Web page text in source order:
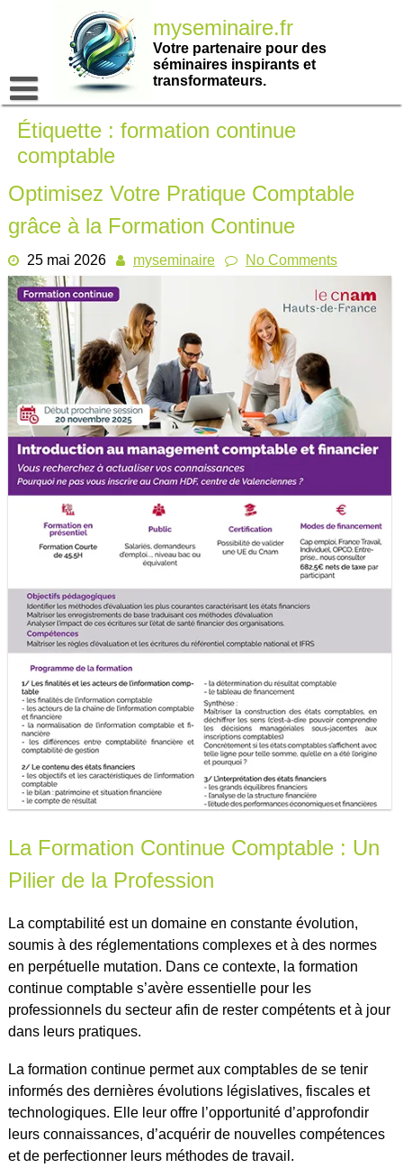
myseminaire.fr
Votre partenaire pour des
séminaires inspirants et
transformateurs.
Étiquette : formation continue
comptable
Optimisez Votre Pratique Comptable
grâce à la Formation Continue
25 mai 2026 myseminaire No Comments
La Formation Continue Comptable : Un
Pilier de la Profession
La comptabilité est un domaine en constante évolution,
soumis à des réglementations complexes et à des normes
en perpétuelle mutation. Dans ce contexte, la formation
continue comptable s’avère essentielle pour les
professionnels du secteur afin de rester compétents et à jour
dans leurs pratiques.
La formation continue permet aux comptables de se tenir
informés des dernières évolutions législatives, fiscales et
technologiques. Elle leur offre l’opportunité d’approfondir
leurs connaissances, d’acquérir de nouvelles compétences
et de perfectionner leurs méthodes de travail.